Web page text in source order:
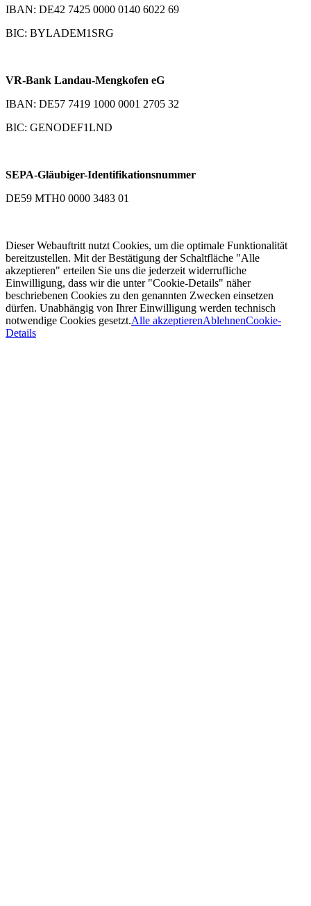
IBAN: DE42 7425 0000 0140 6022 69
BIC: BYLADEM1SRG
VR-Bank Landau-Mengkofen eG
IBAN: DE57 7419 1000 0001 2705 32
BIC: GENODEF1LND
SEPA-Gläubiger-Identifikationsnummer
DE59 MTH0 0000 3483 01
Dieser Webauftritt nutzt Cookies, um die optimale Funktionalität
bereitzustellen. Mit der Bestätigung der Schaltfläche "Alle
akzeptieren" erteilen Sie uns die jederzeit widerrufliche
Einwilligung, dass wir die unter "Cookie-Details" näher
beschriebenen Cookies zu den genannten Zwecken einsetzen
dürfen. Unabhängig von Ihrer Einwilligung werden technisch
notwendige Cookies gesetzt.Alle akzeptierenAblehnenCookie-
Details